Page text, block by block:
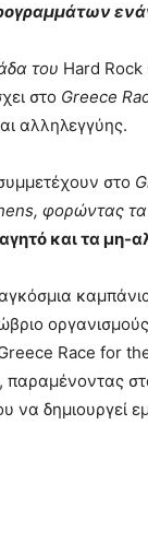
του Hard Rock
στο Greece
αλληλεγγύης.
στο
, φορώντας τα
και τα μη-
Race for
παραμένοντας
δημιουργεί